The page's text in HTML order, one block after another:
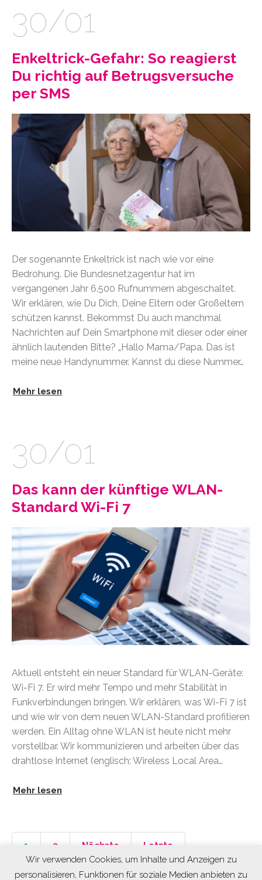
30/01
Enkeltrick-Gefahr: So reagierst
Du richtig auf Betrugsversuche
per SMS
Der sogenannte Enkeltrick ist nach wie vor eine
Bedrohung. Die Bundesnetzagentur hat im
vergangenen Jahr 6.500 Rufnummern abgeschaltet.
Wir erklären, wie Du Dich, Deine Eltern oder Großeltern
schützen kannst. Bekommst Du auch manchmal
Nachrichten auf Dein Smartphone mit dieser oder einer
ähnlich lautenden Bitte? „Hallo Mama/Papa. Das ist
meine neue Handynummer. Kannst du diese Nummer…
Mehr lesen
30/01
Das kann der künftige WLAN-
Standard Wi-Fi 7
Aktuell entsteht ein neuer Standard für WLAN-Geräte:
Wi-Fi 7. Er wird mehr Tempo und mehr Stabilität in
Funkverbindungen bringen. Wir erklären, was Wi-Fi 7 ist
und wie wir von dem neuen WLAN-Standard profitieren
werden. Ein Alltag ohne WLAN ist heute nicht mehr
vorstellbar. Wir kommunizieren und arbeiten über das
drahtlose Internet (englisch: Wireless Local Area…
Mehr lesen
1 2 Nächste
Letzte
Wir verwenden Cookies, um Inhalte und Anzeigen zu
personalisieren, Funktionen für soziale Medien anbieten zu